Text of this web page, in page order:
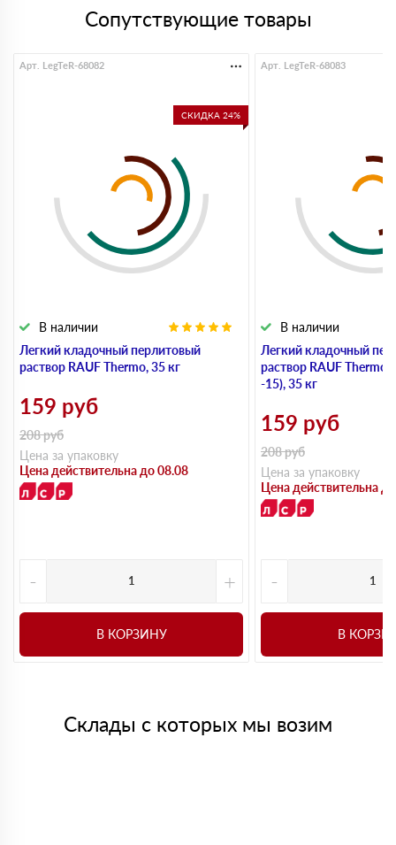
Сопутствующие товары
СКИДКА 24%
Легкий кладочный перлитовый
раствор RAUF Thermo, 35 кг
В наличии
Арт. LegTeR-68082
159 руб
208руб
Цена за упаковку
Цена действительна до 08.08
- +
В КОРЗИНУ
Легкий кладочный
раствор RAUF
-15), 35 кг
В наличии
Арт. LegTeR-68083
159 руб
208руб
Цена за упаковку
Цена действительна
-
В
Склады с которых мы возим